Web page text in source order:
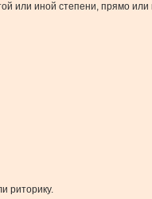
или иной степени, прямо или
риторику.